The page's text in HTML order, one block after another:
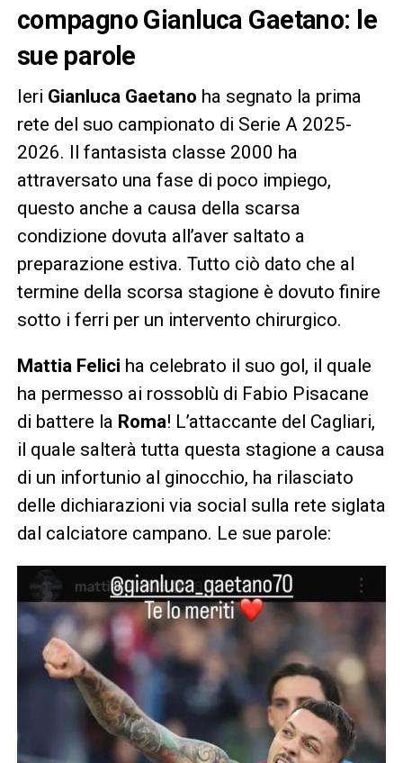
compagno Gianluca Gaetano: le
sue parole
Ieri Gianluca Gaetano ha segnato la prima
rete del suo campionato di Serie A 2025-
2026. Il fantasista classe 2000 ha
attraversato una fase di poco impiego,
questo anche a causa della scarsa
condizione dovuta all’aver saltato a
preparazione estiva. Tutto ciò dato che al
termine della scorsa stagione è dovuto finire
sotto i ferri per un intervento chirurgico.
Mattia Felici ha celebrato il suo gol, il quale
ha permesso ai rossoblù di Fabio Pisacane
di battere la Roma! L’attaccante del Cagliari,
il quale salterà tutta questa stagione a causa
di un infortunio al ginocchio, ha rilasciato
delle dichiarazioni via social sulla rete siglata
dal calciatore campano. Le sue parole: